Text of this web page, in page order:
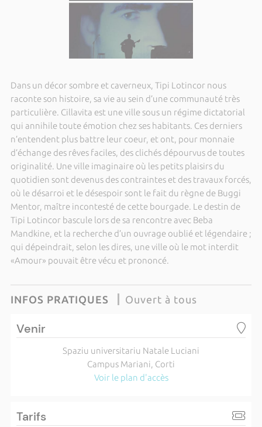
Dans un décor sombre et caverneux, Tipi Lotincor nous
raconte son histoire, sa vie au sein d’une communauté très
particulière. Cillavita est une ville sous un régime dictatorial
qui annihile toute émotion chez ses habitants. Ces derniers
n’entendent plus battre leur coeur, et ont, pour monnaie
d’échange des rêves faciles, des clichés dépourvus de toutes
originalité. Une ville imaginaire où les petits plaisirs du
quotidien sont devenus des contraintes et des travaux forcés,
où le désarroi et le désespoir sont le fait du règne de Buggi
Mentor, maître incontesté de cette bourgade. Le destin de
Tipi Lotincor bascule lors de sa rencontre avec Beba
Mandkine, et la recherche d’un ouvrage oublié et légendaire ;
qui dépeindrait, selon les dires, une ville où le mot interdit
«Amour» pouvait être vécu et prononcé.
INFOS PRATIQUES Ouvert à tous
Venir
Spaziu universitariu Natale Luciani
Campus Mariani, Corti
Voir le plan d'accès
Tarifs